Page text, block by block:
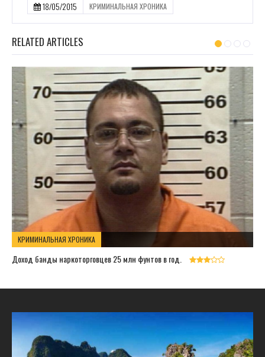
18/05/2015 КРИМИНАЛЬНАЯ ХРОНИКА
RELATED ARTICLES
КРИМИНАЛЬНАЯ ХРОНИКА
Доход банды наркоторговцев 25 млн фунтов в год.